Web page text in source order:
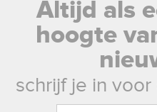
Altijd als
hoogte
schrijf je in